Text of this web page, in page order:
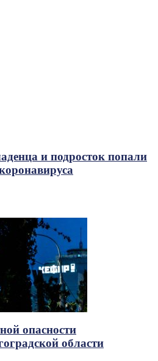
и подросток попали
опасности
области